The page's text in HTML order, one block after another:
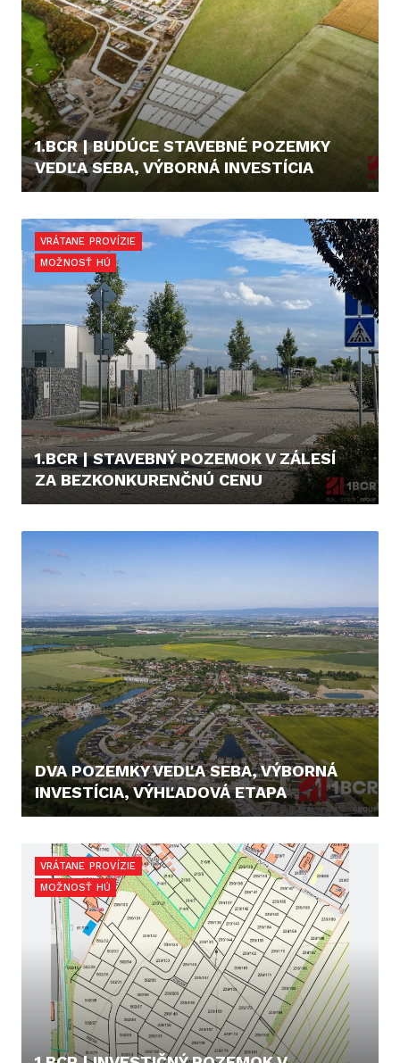
1.BCR | BUDÚCE STAVEBNÉ POZEMKY
VEDĽA SEBA, VÝBORNÁ INVESTÍCIA
VRÁTANE PROVÍZIE
MOŽNOSŤ HÚ
1.BCR | STAVEBNÝ POZEMOK V ZÁLESÍ
ZA BEZKONKURENČNÚ CENU
DVA POZEMKY VEDĽA SEBA, VÝBORNÁ
INVESTÍCIA, VÝHĽADOVÁ ETAPA
VRÁTANE PROVÍZIE
MOŽNOSŤ HÚ